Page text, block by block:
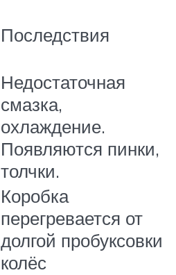
Последствия
Недостаточная
смазка,
охлаждение.
Появляются пинки,
толчки.
Коробка
перегревается от
долгой пробуксовки
колёс